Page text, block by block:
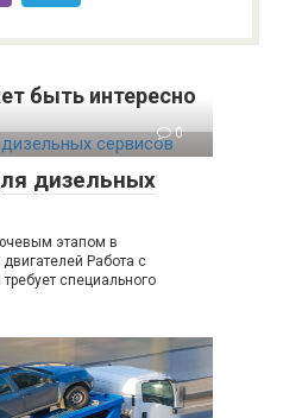
быть интересно
0
дизельных
этапом в
Работа с
специального